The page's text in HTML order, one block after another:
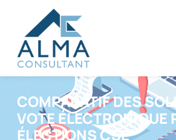
COMPARATIF DES
VOTE ÉLECTRONIQUE
ÉLECTIONS CSE